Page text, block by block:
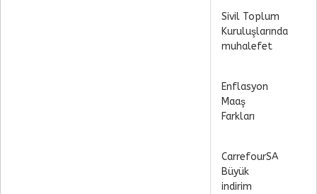
Sivil Toplum
Kuruluşlarında
muhalefet
Enflasyon
Maaş
Farkları
CarrefourSA
Büyük
indirim